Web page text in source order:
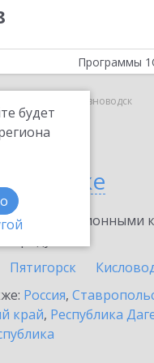
будет
Программы
Железноводск
с информационными
Пятигорск
Россия,
край, Республика